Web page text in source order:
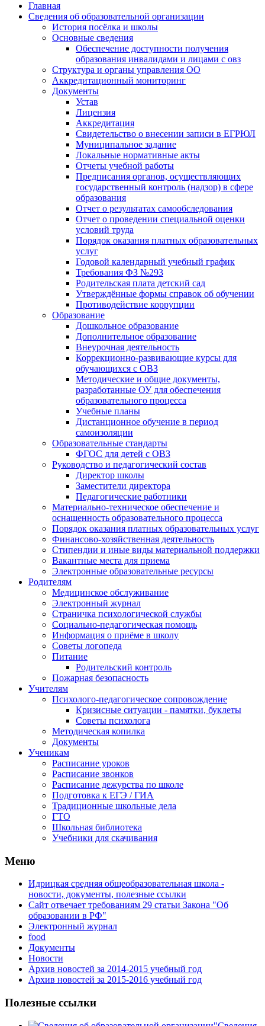
Главная
Сведения об образовательной организации
История посёлка и школы
Основные сведения
Обеспечение доступности получения
образования инвалидами и лицами с овз
Структура и органы управления ОО
Аккредитационный мониторинг
Документы
Устав
Лицензия
Аккредитация
Свидетельство о внесении записи в ЕГРЮЛ
Муниципальное задание
Локальные нормативные акты
Отчеты учебной работы
Предписания органов, осуществляющих
государственный контроль (надзор) в сфере
образования
Отчет о результатах самообследования
Отчет о проведении специальной оценки
условий труда
Порядок оказания платных образовательных
услуг
Годовой календарный учебный график
Требования ФЗ №293
Родительская плата детский сад
Утверждённые формы справок об обучении
Противодействие коррупции
Образование
Дошкольное образование
Дополнительное образование
Внеурочная деятельность
Коррекционно-развивающие курсы для
обучающихся с ОВЗ
Методические и общие документы,
разработанные ОУ для обеспечения
образовательного процесса
Учебные планы
Дистанционное обучение в период
самоизоляции
Образовательные стандарты
ФГОС для детей с ОВЗ
Руководство и педагогический состав
Директор школы
Заместители директора
Педагогические работники
Материально-техническое обеспечение и
оснащенность образовательного процесса
Порядок оказания платных образовательных услуг
Финансово-хозяйственная деятельность
Стипендии и иные виды материальной поддержки
Вакантные места для приема
Электронные образовательные ресурсы
Родителям
Медицинское обслуживание
Электронный журнал
Страничка психологической службы
Социально-педагогическая помощь
Информация о приёме в школу
Советы логопеда
Питание
Родительский контроль
Пожарная безопасность
Учителям
Психолого-педагогическое сопровождение
Кризисные ситуации - памятки, буклеты
Советы психолога
Методическая копилка
Документы
Ученикам
Расписание уроков
Расписание звонков
Расписание дежурства по школе
Подготовка к ЕГЭ / ГИА
Традиционные школьные дела
ГТО
Школьная библиотека
Учебники для скачивания
Мeню
Идрицкая средняя общеобразовательная школа -
новости, документы, полезные ссылки
Сайт отвечает требованиям 29 cтатьи Закона "Об
образовании в РФ"
Электронный журнал
food
Документы
Новости
Архив новостей за 2014-2015 учебный год
Архив новостей за 2015-2016 учебный год
Полезные ссылки